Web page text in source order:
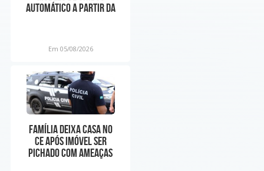
automático a partir da
Em 05/08/2026
Família deixa casa no
CE após imóvel ser
pichado com ameaças